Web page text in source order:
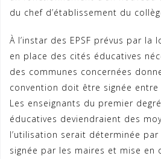
du chef d’établissement du
À l’instar des EPSF prévus par la
en place des cités éducatives
des communes concernées
convention doit être signée entre
Les enseignants du premier
éducatives deviendraient des
l’utilisation serait déterminée
signée par les maires et mise en